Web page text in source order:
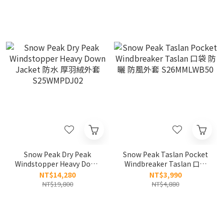
Snow Peak Dry Peak
Windstopper Heavy Down
Jacket 防水 厚羽絨外套
S25WMPDJ02
NT$14,280
NT$19,800
Snow Peak Taslan Pocket
Windbreaker Taslan 口袋
防曬 防風外套
S26MMLWB50
NT$3,990
NT$4,880